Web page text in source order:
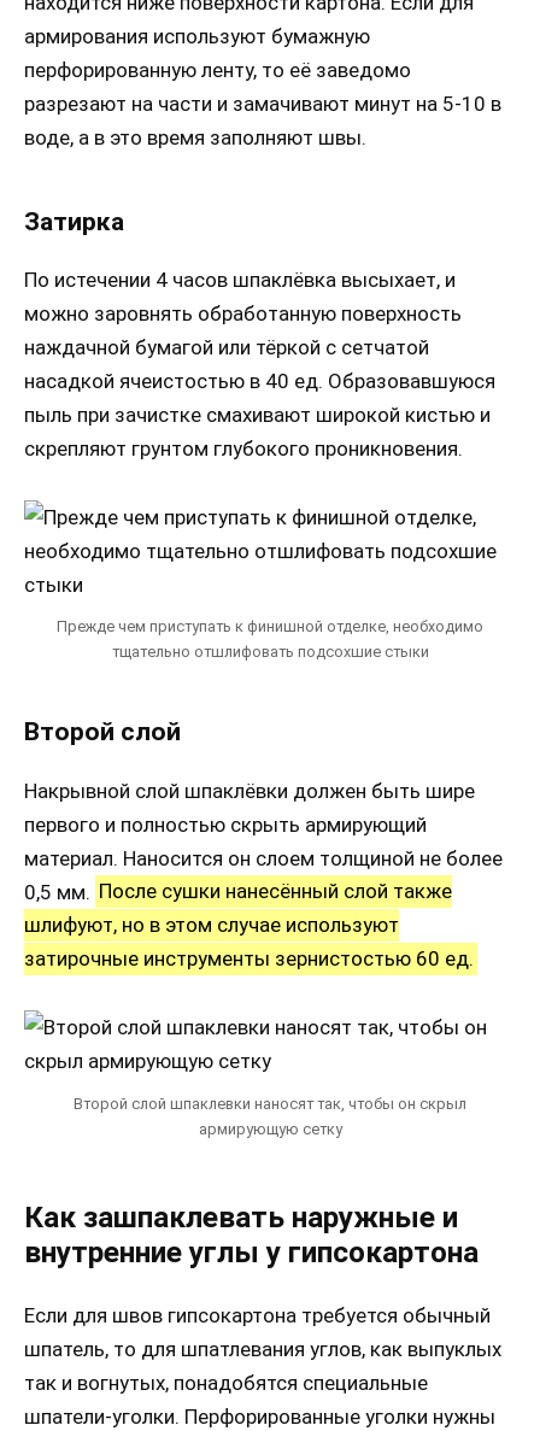
армирования используют бумажную
перфорированную ленту, то её заведомо
разрезают на части и замачивают минут на 5-10 в
воде, а в это время заполняют швы.
Затирка
По истечении 4 часов шпаклёвка высыхает, и
можно заровнять обработанную поверхность
наждачной бумагой или тёркой с сетчатой
насадкой ячеистостью в 40 ед. Образовавшуюся
пыль при зачистке смахивают широкой кистью и
скрепляют грунтом глубокого проникновения.
Прежде чем приступать к финишной отделке, необходимо
тщательно отшлифовать подсохшие стыки
Второй слой
Накрывной слой шпаклёвки должен быть шире
первого и полностью скрыть армирующий
материал. Наносится он слоем толщиной не более
0,5 мм. После сушки нанесённый слой также
шлифуют, но в этом случае используют
затирочные инструменты зернистостью 60 ед.
Второй слой шпаклевки наносят так, чтобы он скрыл
армирующую сетку
Как зашпаклевать наружные и
внутренние углы у гипсокартона
Если для швов гипсокартона требуется обычный
шпатель, то для шпатлевания углов, как выпуклых
так и вогнутых, понадобятся специальные
шпатели-уголки. Перфорированные уголки нужны